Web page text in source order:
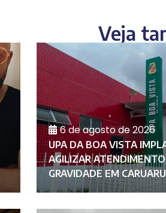
Veja
6 de agosto de 2026
UPA DA BOA VISTA
AGILIZAR
GRAVIDADE EM CARUARU